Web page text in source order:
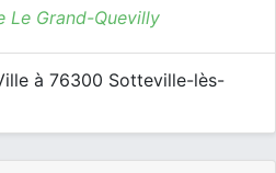
Le Grand-Quevilly
à 76300 Sotteville-lès-